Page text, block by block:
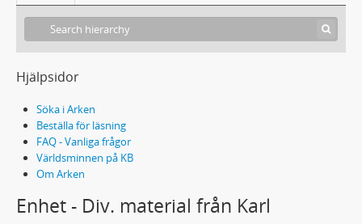
Hjälpsidor
Söka i Arken
Beställa för läsning
FAQ - Vanliga frågor
Världsminnen på KB
Om Arken
Enhet - Div. material från Karl
Film, lyrik, musik och teater
Böcker A-Ö
Skivsamlaren 1975-73
Tidskriften Scenen, spridda nr. 1930-35
Div. serier och tidskrifter